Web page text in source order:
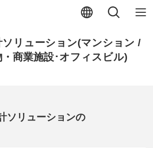
ソリューション(マンション /
・商業施設･オフィスビル)
ソリューションの